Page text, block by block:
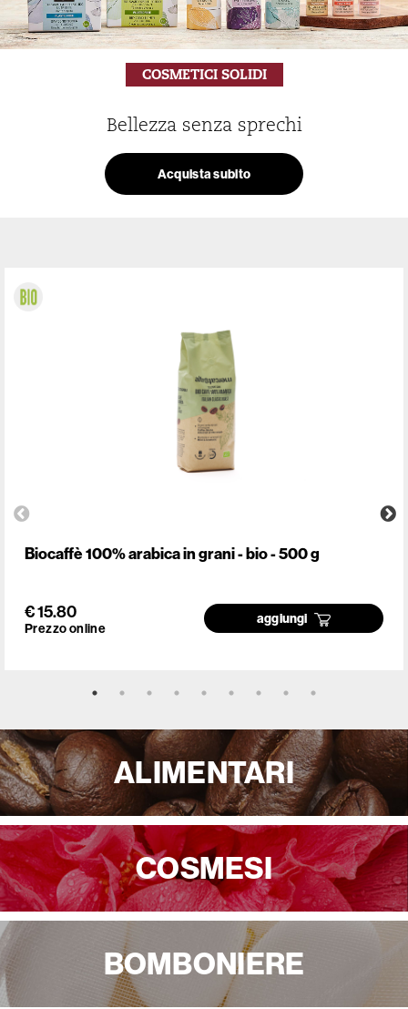
COSMETICI SOLIDI
Bellezza senza sprechi
Acquista subito
Biocaffè 100% arabica in grani - bio - 500 g
€ 15.80
Prezzo online
aggiungi
ALIMENTARI
COSMESI
BOMBONIERE